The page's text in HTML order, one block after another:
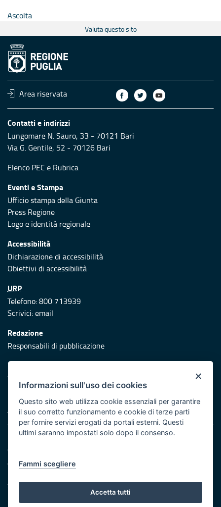
Ascolta
Valuta questo sito
Area riservata
Contatti e indirizzi
Lungomare N. Sauro, 33 - 70121 Bari
Via G. Gentile, 52 - 70126 Bari
Elenco PEC e Rubrica
Eventi e Stampa
Ufficio stampa della Giunta
Press Regione
Logo e identità regionale
Accessibilità
Dichiarazione di accessibilità
Obiettivi di accessibilità
URP
Telefono: 800 713939
Scrivici:email
Redazione
Responsabili di pubblicazione
Protezione civile
Vai al sito di Protezione Civile Puglia
Iniziativa finanziata con risorse del POR Puglia 2014/2020 -
Asse XI
Note legali
Cookie e privacy
Atti di notifica
Servizi Intranet
×
Informazioni sull'uso dei cookies
Questo sito web utilizza cookie essenziali per garantire
il suo corretto funzionamento e cookie di terze parti
per fornire servizi erogati da portali esterni. Questi
ultimi saranno impostati solo dopo il consenso.
Fammi scegliere
Accetta tutti